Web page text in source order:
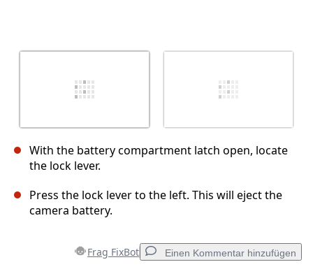
With the battery compartment latch open, locate
the lock lever.
Press the lock lever to the left. This will eject the
camera battery.
Frag FixBot Einen Kommentar hinzufügen